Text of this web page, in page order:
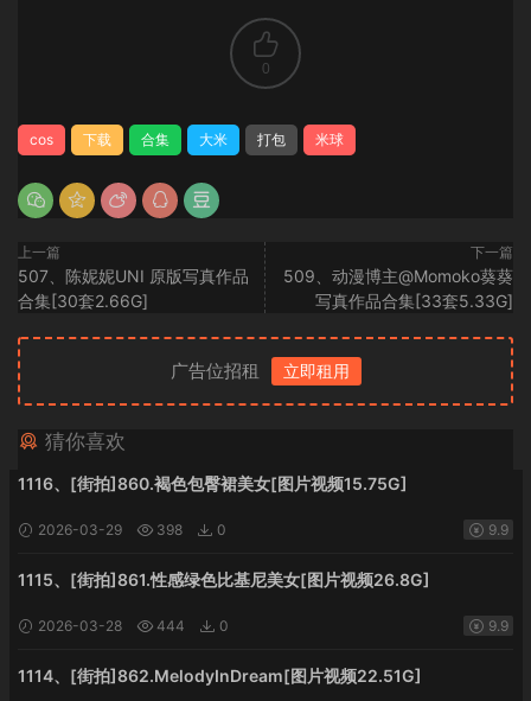
0
cos 下载 合集 大米 打包 米球
上一篇
507、陈妮妮UNI 原版写真作品
合集[30套2.66G]
下一篇
509、动漫博主@Momoko葵葵
写真作品合集[33套5.33G]
广告位招租 立即租用
猜你喜欢
1116、[街拍]860.褐色包臀裙美女[图片视频15.75G]
2026-03-29 398 0 9.9
1115、[街拍]861.性感绿色比基尼美女[图片视频26.8G]
2026-03-28 444 0 9.9
1114、[街拍]862.MelodyInDream[图片视频22.51G]